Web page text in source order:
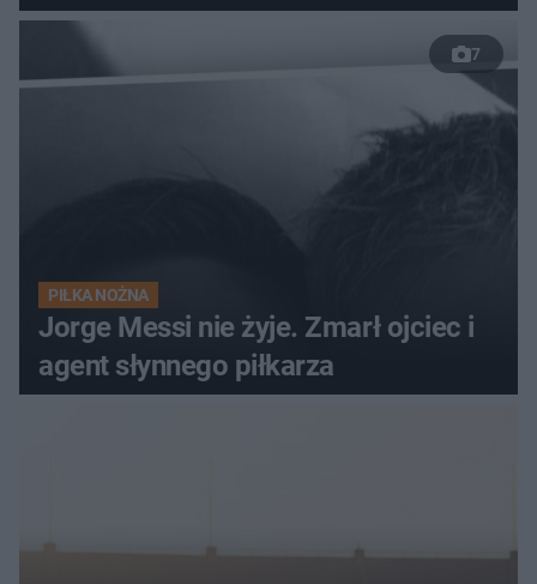
7
PIŁKA NOŻNA
Jorge Messi nie żyje. Zmarł ojciec i
agent słynnego piłkarza